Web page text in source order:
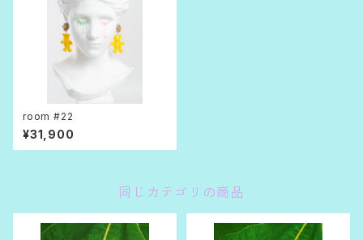
room #22
¥31,900
同じカテゴリの商品